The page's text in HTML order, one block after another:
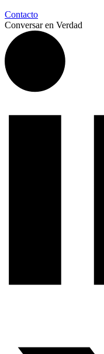
Contacto
Conversar en Verdad